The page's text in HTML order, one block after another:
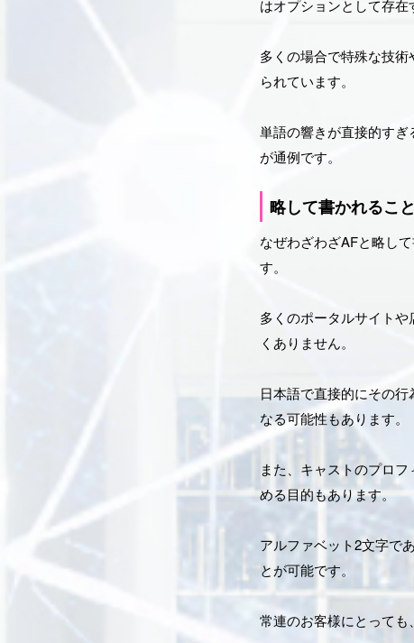
はオプションとして存在
多くの場合で特殊な技
られています。
単語の響きが直接的す
が通例です。
略して書かれるこ
なぜわざわざAFと略し
す。
多くのポータルサイト
くありません。
日本語で直接的にその
なる可能性もあります。
また、キャストのプロ
める目的もあります。
アルファベット2文字で
とが可能です。
常連のお客様にとっても